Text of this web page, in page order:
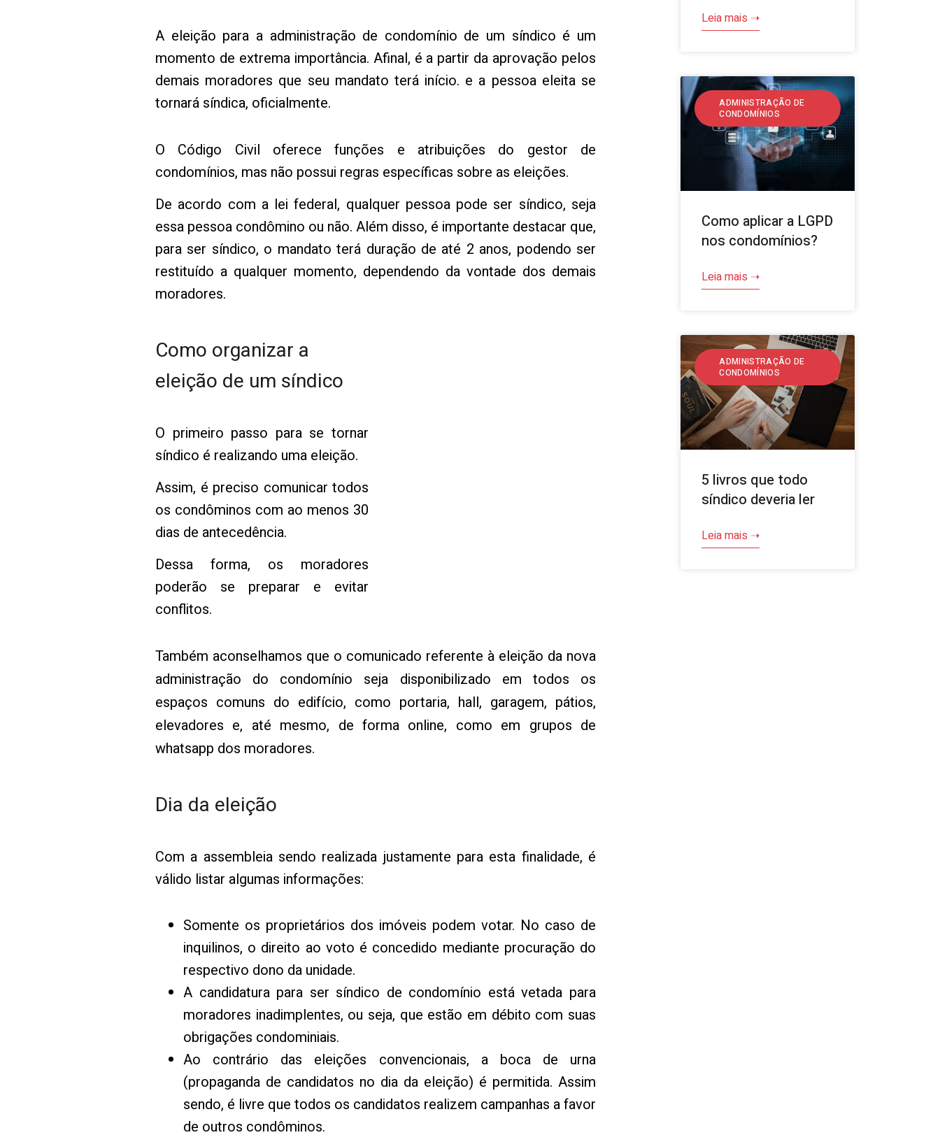
A eleição para a administração de condomínio de um síndico é um
momento de extrema importância. Afinal, é a partir da aprovação pelos
demais moradores que seu mandato terá início. e a pessoa eleita se
tornará síndica, oficialmente.
O Código Civil oferece funções e atribuições do gestor de
condomínios, mas não possui regras específicas sobre as eleições.
De acordo com a lei federal, qualquer pessoa pode ser síndico, seja
essa pessoa condômino ou não. Além disso, é importante destacar que,
para ser síndico, o mandato terá duração de até 2 anos, podendo ser
restituído a qualquer momento, dependendo da vontade dos demais
moradores.
Como organizar a
eleição de um síndico
O primeiro passo para se tornar
síndico é realizando uma eleição.
Assim, é preciso comunicar todos
os condôminos com ao menos 30
dias de antecedência.
Dessa forma, os moradores
poderão se preparar e evitar
conflitos.
Também aconselhamos que o comunicado referente à eleição da nova
administração do condomínio seja disponibilizado em todos os
espaços comuns do edifício, como portaria, hall, garagem, pátios,
elevadores e, até mesmo, de forma online, como em grupos de
whatsapp dos moradores.
Dia da eleição
Com a assembleia sendo realizada justamente para esta finalidade, é
válido listar algumas informações:
Somente os proprietários dos imóveis podem votar. No caso de
inquilinos, o direito ao voto é concedido mediante procuração do
respectivo dono da unidade.
A candidatura para ser síndico de condomínio está vetada para
moradores inadimplentes, ou seja, que estão em débito com suas
obrigações condominiais.
Ao contrário das eleições convencionais, a boca de urna
(propaganda de candidatos no dia da eleição) é permitida. Assim
sendo, é livre que todos os candidatos realizem campanhas a favor
de outros condôminos.
Leia mais ➝
ADMINISTRAÇÃO DE
CONDOMÍNIOS
Como aplicar a LGPD
nos condomínios?
Leia mais ➝
ADMINISTRAÇÃO DE
CONDOMÍNIOS
5 livros que todo
síndico deveria ler
Leia mais ➝